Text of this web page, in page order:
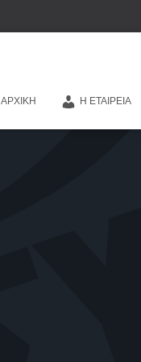
ΑΡΧΙΚΉ Η ΕΤΑΙΡΕΊΑ